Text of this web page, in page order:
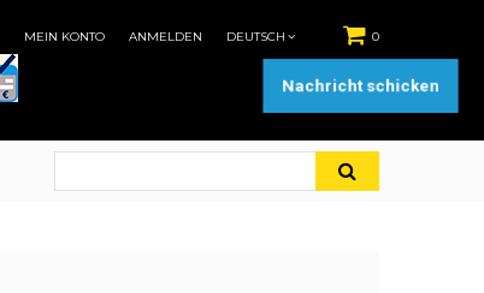
0
MEIN KONTO ANMELDEN DEUTSCH
Nachricht schicken